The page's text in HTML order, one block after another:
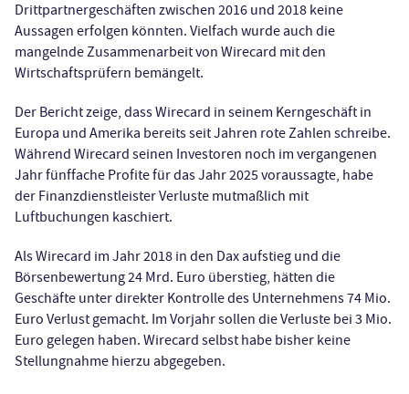
Drittpartnergeschäften zwischen 2016 und 2018 keine
Aussagen erfolgen könnten. Vielfach wurde auch die
mangelnde Zusammenarbeit von Wirecard mit den
Wirtschaftsprüfern bemängelt.
Der Bericht zeige, dass Wirecard in seinem Kerngeschäft in
Europa und Amerika bereits seit Jahren rote Zahlen schreibe.
Während Wirecard seinen Investoren noch im vergangenen
Jahr fünffache Profite für das Jahr 2025 voraussagte, habe
der Finanzdienstleister Verluste mutmaßlich mit
Luftbuchungen kaschiert.
Als Wirecard im Jahr 2018 in den Dax aufstieg und die
Börsenbewertung 24 Mrd. Euro überstieg, hätten die
Geschäfte unter direkter Kontrolle des Unternehmens 74 Mio.
Euro Verlust gemacht. Im Vorjahr sollen die Verluste bei 3 Mio.
Euro gelegen haben. Wirecard selbst habe bisher keine
Stellungnahme hierzu abgegeben.